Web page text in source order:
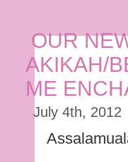
OUR
AKIKAH/
ME
July 4th, 2012